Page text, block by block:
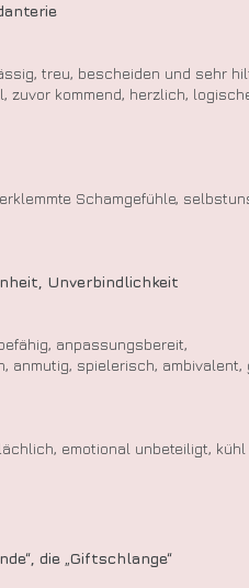
treu, bescheiden und sehr
kommend, herzlich,
Schamgefühle,
Unverbindlichkeit
anpassungsbereit,
anmutig, spielerisch, ambivalent,
emotional unbeteiligt,
die „Giftschlange“